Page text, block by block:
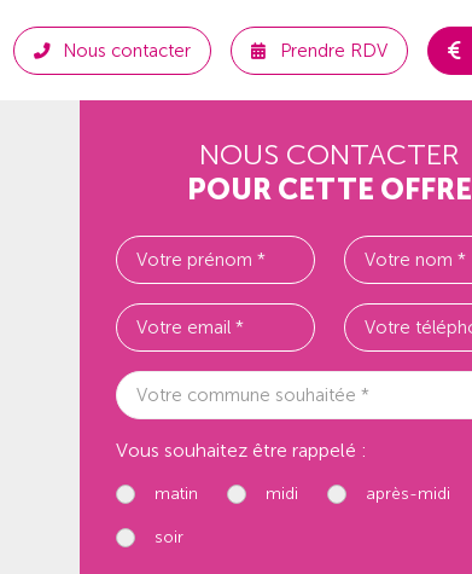
Nous contacter Prendre RDV
NOUS CONTACTER
POUR CETTE OFFRE
Votre commune souhaitée *
Vous souhaitez être rappelé :
matin midi après-midi
soir